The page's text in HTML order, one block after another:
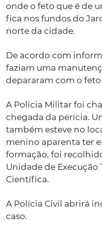
onde o feto que é de
fica nos fundos do
norte da cidade.
De acordo com
faziam uma
depararam com o
A Polícia Militar foi
chegada da perícia.
também esteve no
menino aparenta ter
formação, foi
Unidade de
Científica.
A Polícia Civil abrirá
caso.